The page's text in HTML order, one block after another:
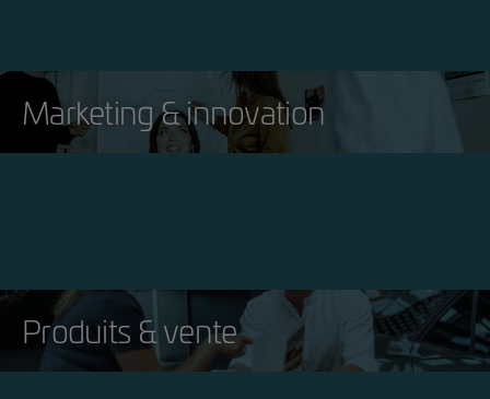
Marketing & innovation
Produits & vente